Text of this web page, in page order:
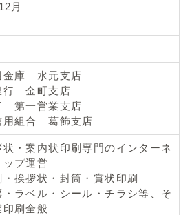
月
金庫 水元支店
行 金町支店
第一営業支店
用組合 葛飾支店
状・案内状印刷専門のインターネ
ップ運営
・挨拶状・封筒・賞状印刷
・ラベル・シール・チラシ等、そ
刷全般